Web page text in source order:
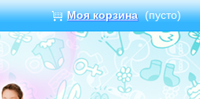
Моя корзина (пусто)